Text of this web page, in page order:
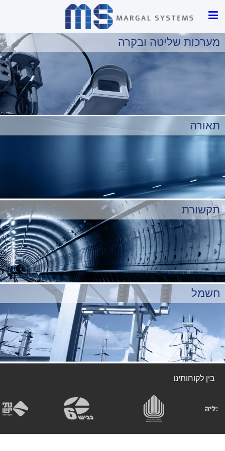
מערכות שליטה ובקרה
אש; רמזורים ועוד.
תאורה
אנו מתכננים, מקימים ומתחזקים פרויקטים גדולים ביותר של כבישים,
מחלפים, מנהרות רכב, גשרים, מנהרות רכבת, תחנות רכבת, מסלולי
המראה ונחיתה בשדות תעופה, תאורה אדריכלית ועוד.
תקשורת
חברתנו מאושרת על ידי כל חברות התקשורת המסחריות בישראל (סלקום,
בזק, הוט, פרטנר וכו'), במסגרת העבודות חברתנו מתכננת, מתאמת
מערכות ומבצעת את התשתיות עבור החברות בכל רחבי הארץ.
כמו כן, חברתנו מתכננת ומבצעת מערכות תקשורת רכבתיות בפרויקטים
הנדסיים מורכבים ביותר כדוגמת כביש 531, מחלף רעננה דרום שם אנו
מבצעים את מערכות התקשורת במנהרת רכבת באורך 2 ק"מ ובעומק של
חשמל
כוח גזר, תחנת כוח חגית ועוד.
בין לקוחותינו